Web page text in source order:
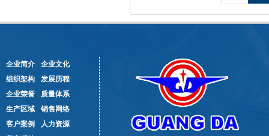
企业简介
企业文化
组织架构
发展历程
企业荣誉
质量体系
生产区域
销售网络
客户案例
人力资源